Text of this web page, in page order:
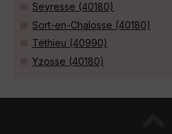
Seyresse (40180)
Sort-en-Chalosse (40180)
Téthieu (40990)
Yzosse (40180)